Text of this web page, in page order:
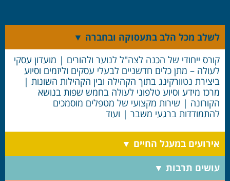
לשלב מכל הלב בתעסוקה ובחברה ▼
קורס ייחודי של הכנה לצה"ל לנוער ולהורים | מועדון עסקי
לעולה – מתן כלים חדשניים לבעלי עסקים וליזמים וסיוע
ביצירת נטוורקינג בתוך הקהילה ובין הקהילות השונות |
מרכז מידע וסיוע טלפוני לעולה בחמש שפות בנושא
הקורונה | שירות מקצועי של מטפלים מוסמכים
להתמודדות ברגעי משבר | ועוד
אירועים במעגל החיים ▼
עושים תרבות ▼